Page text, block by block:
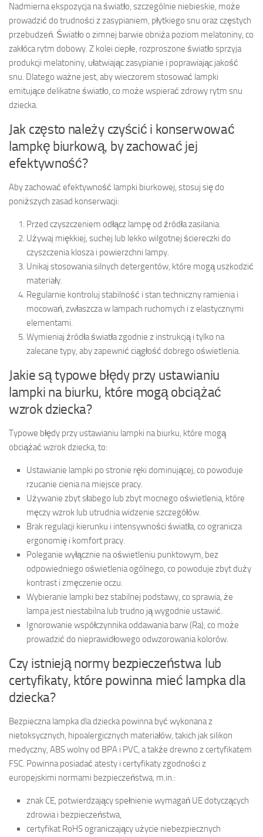
Nadmierna ekspozycja na światło, szczególnie niebieskie, może
prowadzić do trudności z zasypianiem, płytkiego snu oraz częstych
przebudzeń. Światło o zimnej barwie obniża poziom melatoniny, co
zakłóca rytm dobowy. Z kolei ciepłe, rozproszone światło sprzyja
produkcji melatoniny, ułatwiając zasypianie i poprawiając jakość
snu. Dlatego ważne jest, aby wieczorem stosować lampki
emitujące delikatne światło, co może wspierać zdrowy rytm snu
dziecka.
Jak często należy czyścić i konserwować
lampkę biurkową, by zachować jej
efektywność?
Aby zachować efektywność lampki biurkowej, stosuj się do
poniższych zasad konserwacji:
Przed czyszczeniem odłącz lampę od źródła zasilania.
Używaj miękkiej, suchej lub lekko wilgotnej ściereczki do
czyszczenia klosza i powierzchni lampy.
Unikaj stosowania silnych detergentów, które mogą uszkodzić
materiały.
Regularnie kontroluj stabilność i stan techniczny ramienia i
mocowań, zwłaszcza w lampach ruchomych i z elastycznymi
elementami.
Wymieniaj źródła światła zgodnie z instrukcją i tylko na
zalecane typy, aby zapewnić ciągłość dobrego oświetlenia.
Jakie są typowe błędy przy ustawianiu
lampki na biurku, które mogą obciążać
wzrok dziecka?
Typowe błędy przy ustawianiu lampki na biurku, które mogą
obciążać wzrok dziecka, to:
Ustawianie lampki po stronie ręki dominującej, co powoduje
rzucanie cienia na miejsce pracy.
Używanie zbyt słabego lub zbyt mocnego oświetlenia, które
męczy wzrok lub utrudnia widzenie szczegółów.
Brak regulacji kierunku i intensywności światła, co ogranicza
ergonomię i komfort pracy.
Poleganie wyłącznie na oświetleniu punktowym, bez
odpowiedniego oświetlenia ogólnego, co powoduje zbyt duży
kontrast i zmęczenie oczu.
Wybieranie lampki bez stabilnej podstawy, co sprawia, że
lampa jest niestabilna lub trudno ją wygodnie ustawić.
Ignorowanie współczynnika oddawania barw (Ra), co może
prowadzić do nieprawidłowego odwzorowania kolorów.
Czy istnieją normy bezpieczeństwa lub
certyfikaty, które powinna mieć lampka dla
dziecka?
Bezpieczna lampka dla dziecka powinna być wykonana z
nietoksycznych, hipoalergicznych materiałów, takich jak silikon
medyczny, ABS wolny od BPA i PVC, a także drewno z certyfikatem
FSC. Powinna posiadać atesty i certyfikaty zgodności z
europejskimi normami bezpieczeństwa, m.in.:
znak CE, potwierdzający spełnienie wymagań UE dotyczących
zdrowia i bezpieczeństwa,
certyfikat RoHS ograniczający użycie niebezpiecznych